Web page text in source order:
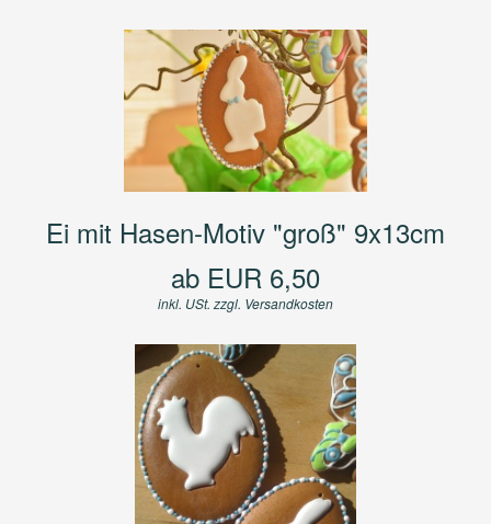
Ei mit Hasen-Motiv "groß" 9x13cm
ab EUR 6,50
inkl. USt. zzgl. Versandkosten